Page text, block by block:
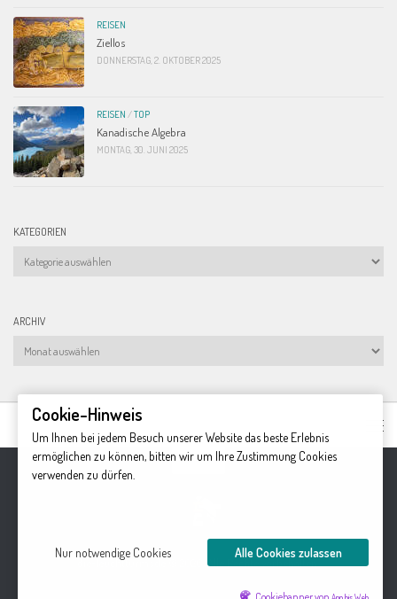
REISEN
Ziellos
DONNERSTAG, 2. OKTOBER 2025
REISEN /TOP
Kanadische Algebra
MONTAG, 30. JUNI 2025
KATEGORIEN
Kategorien
ARCHIV
Archiv
die-leuchtturms.de © 2026. Alle Rechte vorbehalten.
Cookie-Hinweis
Um Ihnen bei jedem Besuch unserer Website das beste Erlebnis
ermöglichen zu können, bitten wir um Ihre Zustimmung Cookies
verwenden zu dürfen.
Nur notwendige Cookies Alle Cookies zulassen